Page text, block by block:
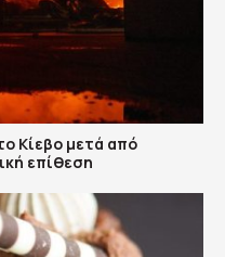
Κίεβο μετά από
επίθεση